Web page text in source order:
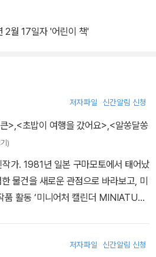
옷을 새로 살지 고민하는 초밥, 유행이
아이스크림, 머리를 깎으러 미용실에
채워 줄 미니어처 세상이 펼쳐진다.
월 17일자 '어린이 책'
저자파일 신간알림 신청
>,<초밥이 여행을 갔어요>,<알쏭달쏭
)
가. 1981년 일본 구마모토에서 태어났
물건을 새로운 관점으로 바라보고, 미
품 활동 ‘미니어처 캘린더 MINIATUR
야의 다시 보는 세상’ 전시회는 누적 관
저자파일 신간알림 신청